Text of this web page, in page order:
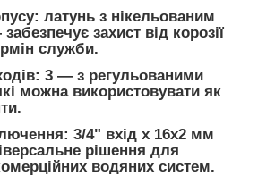
латунь з нікельованим
захист від корозії
служби.
3 — з регульованими
можна використовувати як
3/4" вхід x 16x2 мм
рішення для
водяних систем.